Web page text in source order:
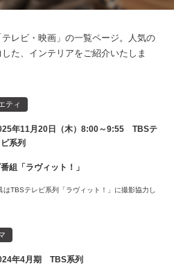
レビ・映画」の一覧ページ。人気の
た、インテリアをご紹介いたしま
ティ
年11月20日（木）8:00～9:55 TBSテ
系列
組「ラヴィット！」
はTBSテレビ系列「ラヴィット！」に撮影協力し
年4月期 TBS系列